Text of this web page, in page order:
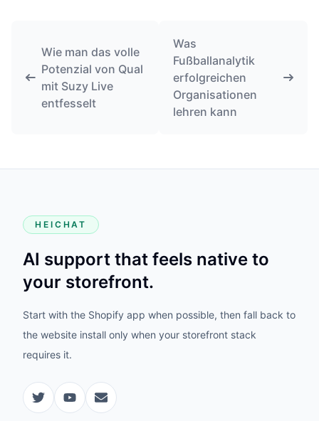
Wie man das volle
Potenzial von Qual
mit Suzy Live
entfesselt
Was
Fußballanalytik
erfolgreichen
Organisationen
lehren kann
HEICHAT
AI support that feels native to
your storefront.
Start with the Shopify app when possible, then fall back to
the website install only when your storefront stack
requires it.